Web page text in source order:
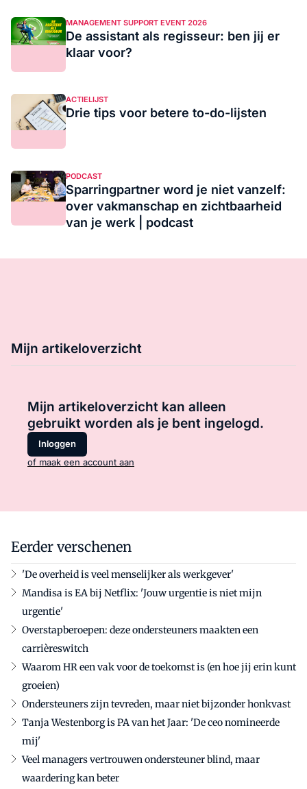
MANAGEMENT SUPPORT EVENT 2026
De assistant als regisseur: ben jij er
klaar voor?
ACTIELIJST
Drie tips voor betere to-do-lijsten
PODCAST
Sparringpartner word je niet vanzelf:
over vakmanschap en zichtbaarheid
van je werk | podcast
Mijn artikeloverzicht
Mijn artikeloverzicht kan alleen
gebruikt worden als je bent ingelogd.
Inloggen
of maak een account aan
Eerder verschenen
'De overheid is veel menselijker als werkgever'
Mandisa is EA bij Netflix: 'Jouw urgentie is niet mijn
urgentie'
Overstapberoepen: deze ondersteuners maakten een
carrièreswitch
Waarom HR een vak voor de toekomst is (en hoe jij erin kunt
groeien)
Ondersteuners zijn tevreden, maar niet bijzonder honkvast
Tanja Westenborg is PA van het Jaar: 'De ceo nomineerde
mij'
Veel managers vertrouwen ondersteuner blind, maar
waardering kan beter